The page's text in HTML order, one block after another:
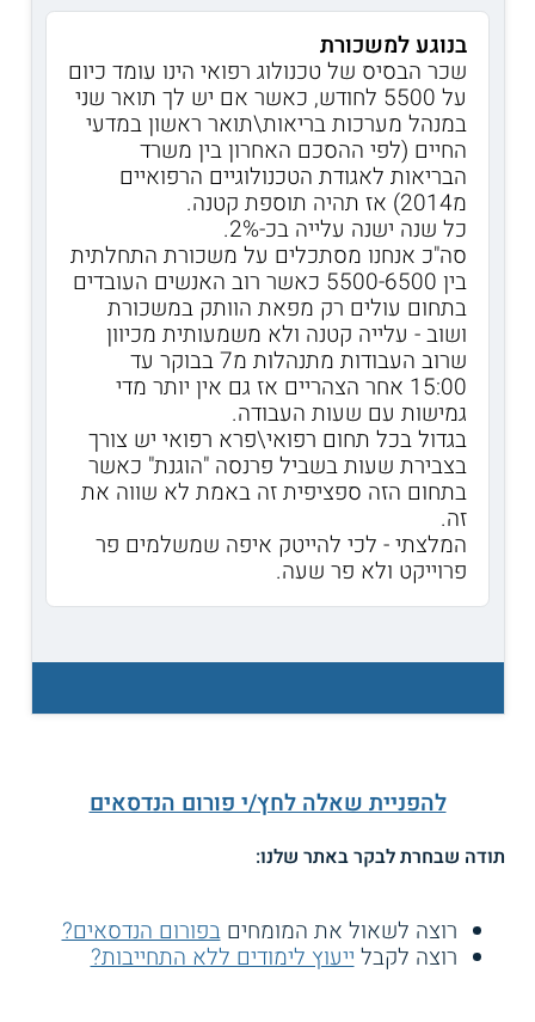
בנוגע למשכורת
שכר הבסיס של טכנולוג רפואי הינו עומד כיום
על 5500 לחודש, כאשר אם יש לך תואר שני
במנהל מערכות בריאות\תואר ראשון במדעי
החיים (לפי ההסכם האחרון בין משרד
הבריאות לאגודת הטכנולוגיים הרפואיים
מ2014) אז תהיה תוספת קטנה.
כל שנה ישנה עלייה בכ-2%.
סה"כ אנחנו מסתכלים על משכורת התחלתית
בין 5500-6500 כאשר רוב האנשים העובדים
בתחום עולים רק מפאת הוותק במשכורת
ושוב - עלייה קטנה ולא משמעותית מכיוון
שרוב העבודות מתנהלות מ7 בבוקר עד
15:00 אחר הצהריים אז גם אין יותר מדי
גמישות עם שעות העבודה.
בגדול בכל תחום רפואי\פרא רפואי יש צורך
בצבירת שעות בשביל פרנסה "הוגנת" כאשר
בתחום הזה ספציפית זה באמת לא שווה את
זה.
המלצתי - לכי להייטק איפה שמשלמים פר
פרוייקט ולא פר שעה.
להפניית שאלה לחץ/י פורום הנדסאים
תודה שבחרת לבקר באתר שלנו:
רוצה לשאול את המומחיםבפורום הנדסאים?
רוצה לקבלייעוץ לימודים ללא התחייבות?